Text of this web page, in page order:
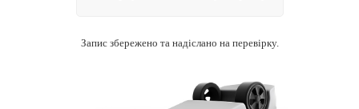
Запис збережено та надіслано на перевірку.